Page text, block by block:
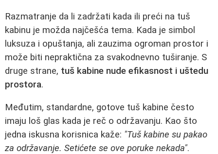
Razmatranje da li zadržati kada ili preći na tuš
kabinu je možda najčešća tema. Kada je simbol
luksuza i opuštanja, ali zauzima ogroman prostor i
može biti nepraktična za svakodnevno tuširanje. S
druge strane, tuš kabine nude efikasnost i uštedu
prostora.
Međutim, standardne, gotove tuš kabine često
imaju loš glas kada je reč o održavanju. Kao što
jedna iskusna korisnica kaže: "Tuš kabine su pakao
za održavanje. Setićete se ove poruke nekada".